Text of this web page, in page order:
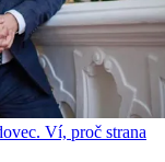
Ví, proč strana